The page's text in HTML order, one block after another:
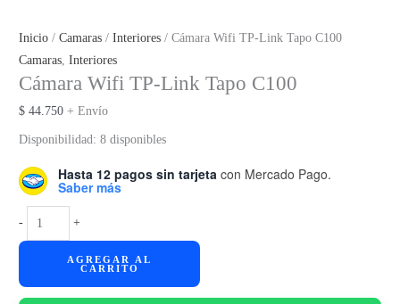
Inicio /Camaras /Interiores / Cámara Wifi TP-Link Tapo C100
Camaras,Interiores
Cámara Wifi TP-Link Tapo C100
$ 44.750 + Envío
Disponibilidad: 8 disponibles
Hasta 12 pagos sin tarjeta con Mercado Pago.
Saber más
-
Cámara
Wifi
+
AGREGAR AL
CARRITO